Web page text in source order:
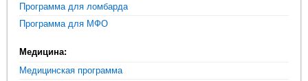
Программа для ломбарда
Программа для МФО
Медицина:
Медицинская программа